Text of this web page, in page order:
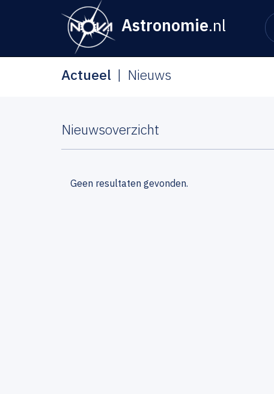
Astronomie.nl
Actueel Nieuws
Nieuwsoverzicht
Geen resultaten gevonden.